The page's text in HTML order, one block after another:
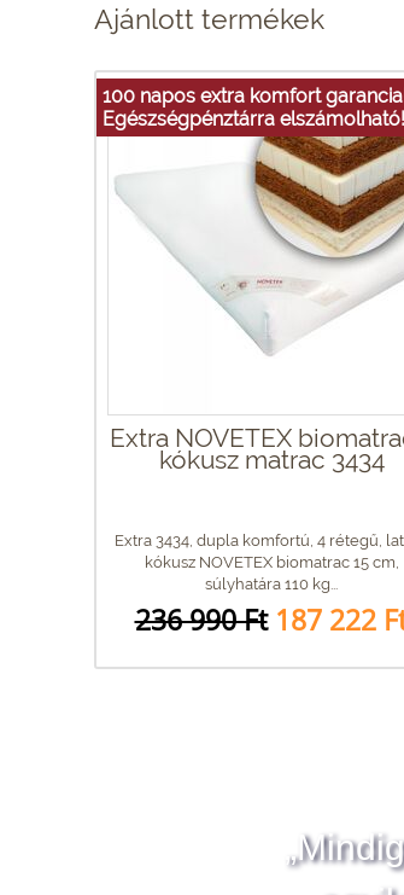
Ajánlott termékek
100 napos extra komfort
Egészségpénztárra elszámolható!
Extra NOVETEX
kókusz matrac 3434
Extra 3434, dupla komfortú, 4 rétegű,
kókusz NOVETEX biomatrac 15 cm,
súlyhatára 110 kg...
236 990 Ft 187 222